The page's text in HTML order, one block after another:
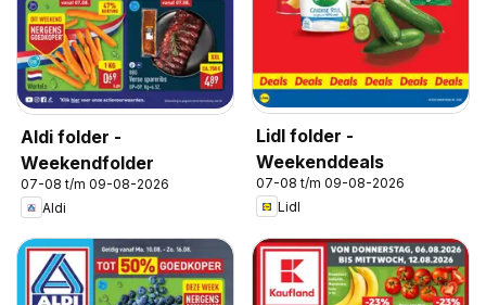
Aldi folder -
Weekendfolder
07-08 t/m 09-08-2026
Aldi
Lidl folder -
Weekenddeals
07-08 t/m 09-08-2026
Lidl